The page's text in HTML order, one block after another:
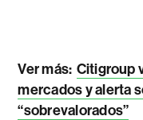
Ver más: Citigroup
mercados y alerta
“sobrevalorados”